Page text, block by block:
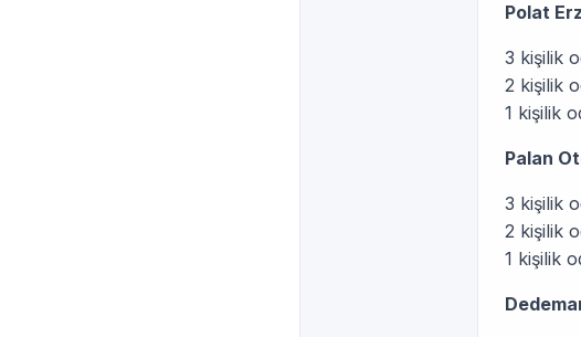
Polat
3 kişilik
2 kişilik
1 kişilik
Palan
3 kişilik
2 kişilik
1 kişilik